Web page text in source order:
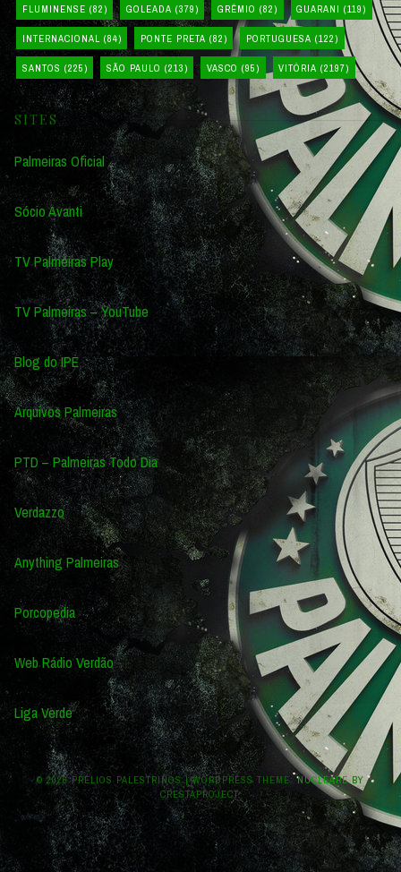
FLUMINENSE (82) GOLEADA (379) GRÊMIO (82) GUARANI (119)
INTERNACIONAL (84) PONTE PRETA (82) PORTUGUESA (122)
SANTOS (225) SÃO PAULO (213) VASCO (95) VITÓRIA (2197)
SITES
Palmeiras Oficial
Sócio Avanti
TV Palmeiras Play
TV Palmeiras – YouTube
Blog do IPE
Arquivos Palmeiras
PTD – Palmeiras Todo Dia
Verdazzo
Anything Palmeiras
Porcopedia
Web Rádio Verdão
Liga Verde
© 2026 PRÉLIOS PALESTRINOS|WORDPRESS THEME:NUCLEAREBY
CRESTAPROJECT.